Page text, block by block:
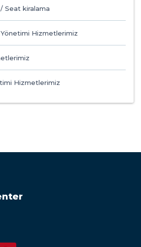
Seat kiralama
Yönetimi Hizmetlerimiz
Hizmetlerimiz